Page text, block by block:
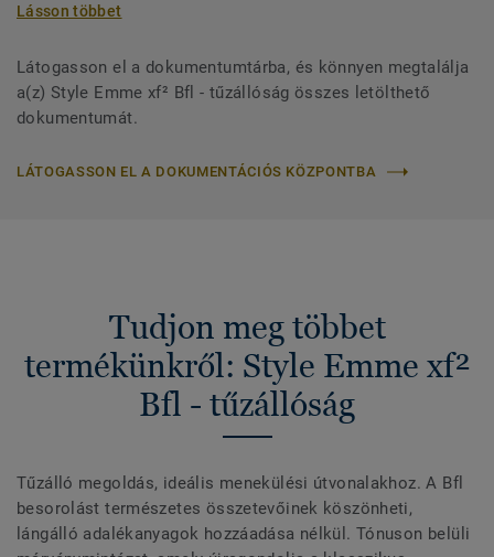
Lásson többet
Látogasson el a dokumentumtárba, és könnyen megtalálja
a(z) Style Emme xf² Bfl - tűzállóság összes letölthető
dokumentumát.
LÁTOGASSON EL A DOKUMENTÁCIÓS KÖZPONTBA
Tudjon meg többet
termékünkről: Style Emme xf²
Bfl - tűzállóság
Tűzálló megoldás, ideális menekülési útvonalakhoz. A Bfl
besorolást természetes összetevőinek köszönheti,
lángálló adalékanyagok hozzáadása nélkül. Tónuson belüli